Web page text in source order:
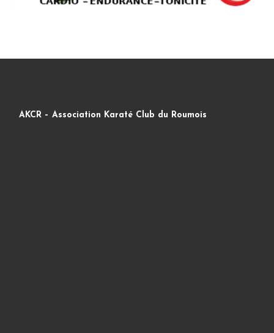
AKCR – Association Karaté Club du Roumois